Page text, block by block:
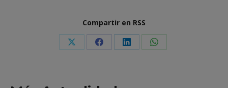
Compartir en RSS
Share Share Share Share